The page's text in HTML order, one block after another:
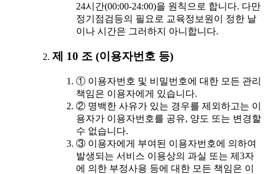
24시간(00:00-24:00)을 원칙으로 합니다. 다만
정기점검등의 필요로 교육정보원이 정한 날
이나 시간은 그러하지 아니합니다.
제 10 조 (이용자번호 등)
① 이용자번호 및 비밀번호에 대한 모든 관리
책임은 이용자에게 있습니다.
② 명백한 사유가 있는 경우를 제외하고는 이
용자가 이용자번호를 공유, 양도 또는 변경할
수 없습니다.
③ 이용자에게 부여된 이용자번호에 의하여
발생되는 서비스 이용상의 과실 또는 제3자
에 의한 부정사용 등에 대한 모든 책임은 이